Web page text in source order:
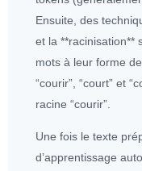
Ensuite, des
et la **racinisation**
mots à leur forme
“courir”, “court” et
racine “courir”.
Une fois le texte
d’apprentissage